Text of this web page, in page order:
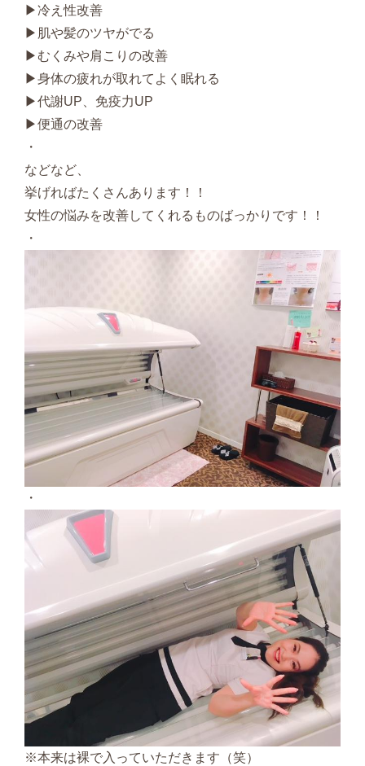
▶冷え性改善
▶肌や髪のツヤがでる
▶むくみや肩こりの改善
▶身体の疲れが取れてよく眠れる
▶代謝UP、免疫力UP
▶便通の改善
・
などなど、
挙げればたくさんあります！！
女性の悩みを改善してくれるものばっかりです！！
・
・
※本来は裸で入っていただきます（笑）